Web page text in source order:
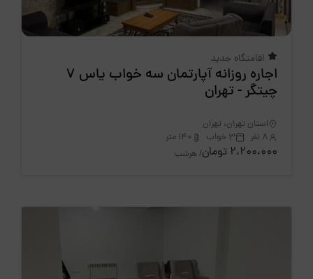
اقامتگاه جدید
اجاره روزانه آپارتمان سه خواب یاس 7
چیتگر - تهران
استان تهران، تهران
8 نفر
3 خواب 140 متر
2،200،000 تومان / هرشب